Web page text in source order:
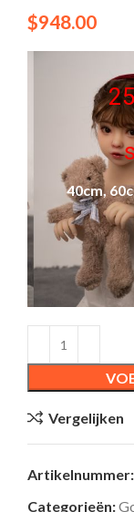
$948.00
40cm,
Vergelijken
Artikelnummer:
Categorieën: